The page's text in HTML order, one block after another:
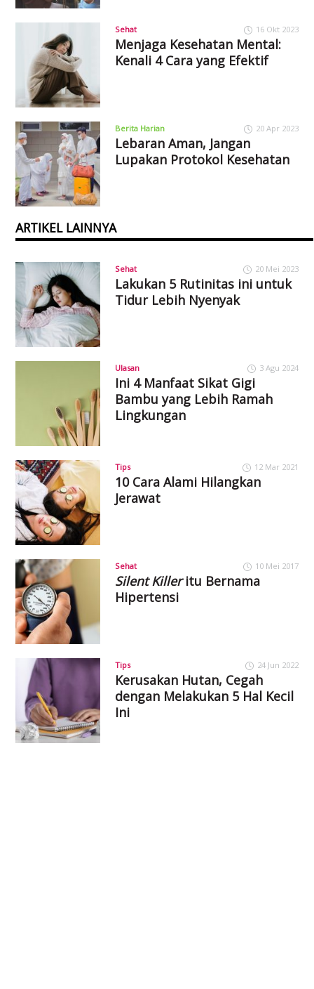
Sehat 16 Okt 2023
Menjaga Kesehatan Mental:
Kenali 4 Cara yang Efektif
Berita Harian 20 Apr 2023
Lebaran Aman, Jangan
Lupakan Protokol Kesehatan
ARTIKEL LAINNYA
Sehat 20 Mei 2023
Lakukan 5 Rutinitas ini untuk
Tidur Lebih Nyenyak
Ulasan 3 Agu 2024
Ini 4 Manfaat Sikat Gigi
Bambu yang Lebih Ramah
Lingkungan
Tips 12 Mar 2021
10 Cara Alami Hilangkan
Jerawat
Sehat 10 Mei 2017
Silent Killeritu Bernama
Hipertensi
Tips 24 Jun 2022
Kerusakan Hutan, Cegah
dengan Melakukan 5 Hal Kecil
Ini